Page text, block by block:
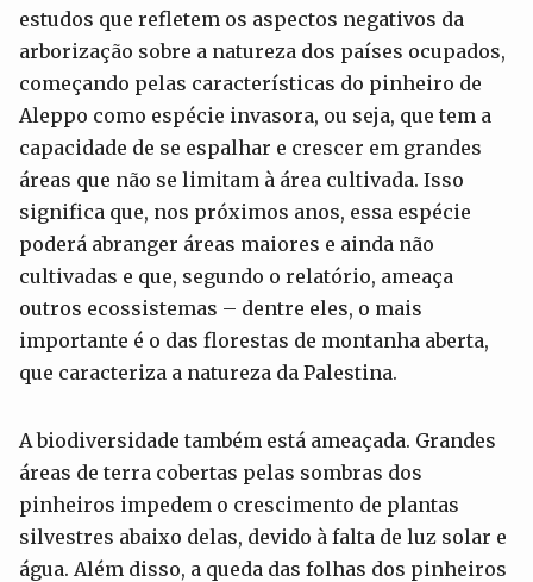
estudos que refletem os aspectos negativos da
arborização sobre a natureza dos países ocupados,
começando pelas características do pinheiro de
Aleppo como espécie invasora, ou seja, que tem a
capacidade de se espalhar e crescer em grandes
áreas que não se limitam à área cultivada. Isso
significa que, nos próximos anos, essa espécie
poderá abranger áreas maiores e ainda não
cultivadas e que, segundo o relatório, ameaça
outros ecossistemas – dentre eles, o mais
importante é o das florestas de montanha aberta,
que caracteriza a natureza da Palestina.
A biodiversidade também está ameaçada. Grandes
áreas de terra cobertas pelas sombras dos
pinheiros impedem o crescimento de plantas
silvestres abaixo delas, devido à falta de luz solar e
água. Além disso, a queda das folhas dos pinheiros